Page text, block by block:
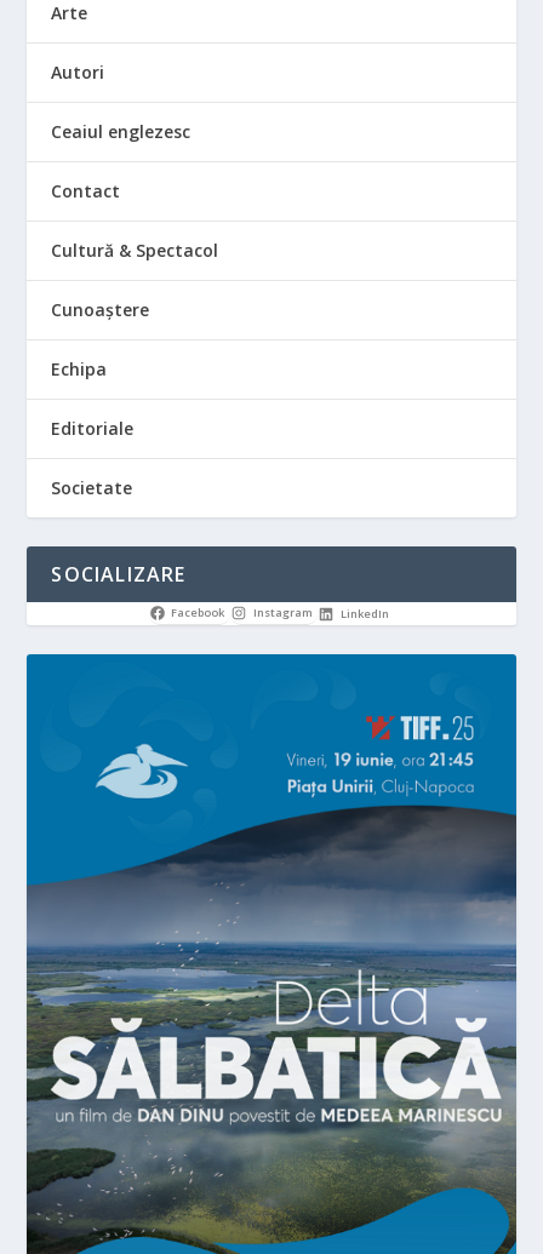
Arte
Autori
Ceaiul englezesc
Contact
Cultură & Spectacol
Cunoaștere
Echipa
Editoriale
Societate
SOCIALIZARE
Facebook Instagram LinkedIn